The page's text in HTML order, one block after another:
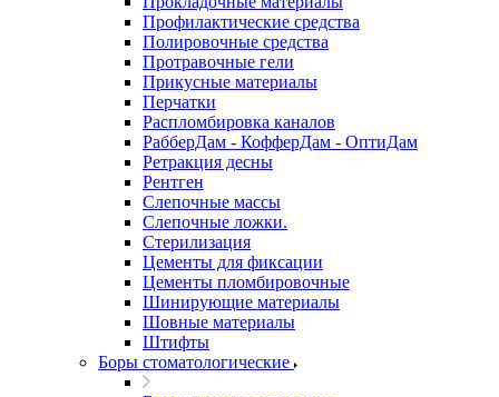
Профилактические средства
Полировочные средства
Протравочные гели
Прикусные материалы
Перчатки
Распломбировка каналов
РабберДам - КофферДам - ОптиДам
Ретракция десны
Рентген
Слепочные массы
Слепочные ложки.
Стерилизация
Цементы для фиксации
Цементы пломбировочные
Шинирующие материалы
Шовные материалы
Штифты
Боры стоматологические